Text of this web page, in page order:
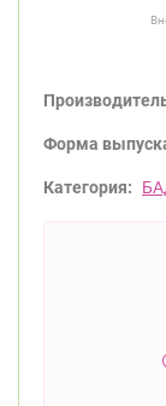
Форма
Категория: